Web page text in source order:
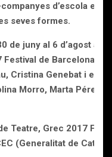
d’escola ens
seves formes.
de juny al 6 d’agost al
de Barcelona.
Cristina Genebat i el
Morro, Marta Pérez,
Teatre, Grec 2017
(Generalitat de